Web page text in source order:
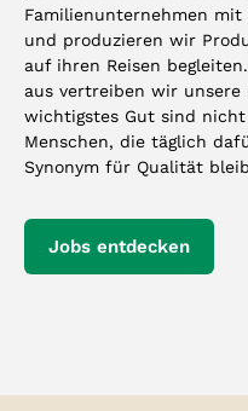
Familienunternehmen
und produzieren wir
auf ihren Reisen
aus vertreiben wir unsere
wichtigstes Gut sind
Menschen, die täglich
Synonym für Qualität
Jobs entdecken